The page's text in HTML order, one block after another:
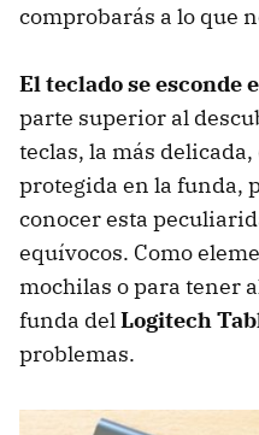
comprobarás a lo que
El teclado se esconde
parte superior al
teclas, la más
protegida en la funda,
conocer esta
equívocos. Como
mochilas o para tener
funda delLogitech
problemas.